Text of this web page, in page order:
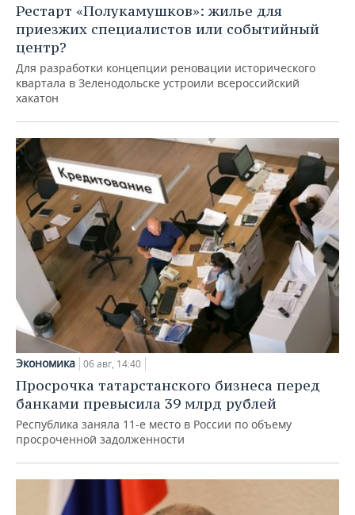
Рестарт «Полукамушков»: жилье для
приезжих специалистов или событийный
центр?
Для разработки концепции реновации исторического
квартала в Зеленодольске устроили всероссийский
хакатон
Экономика 06 авг, 14:40
Просрочка татарстанского бизнеса перед
банками превысила 39 млрд рублей
Республика заняла 11-е место в России по объему
просроченной задолженности